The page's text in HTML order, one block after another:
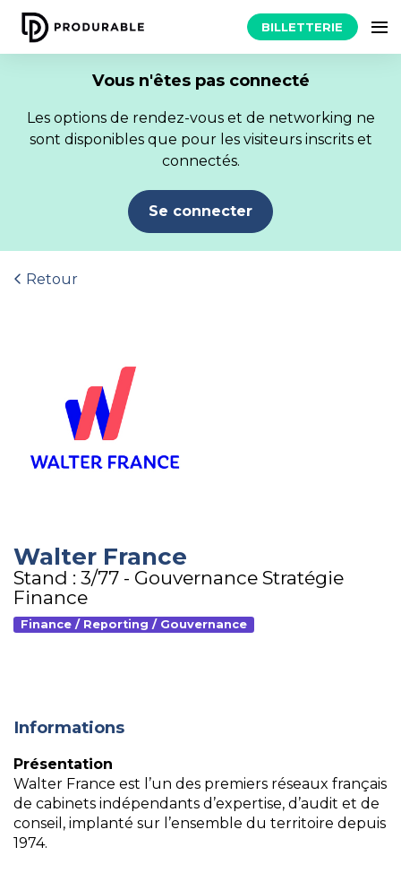
BILLETTERIE
Vous n'êtes pas connecté
Les options de rendez-vous et de networking ne
sont disponibles que pour les visiteurs inscrits et
connectés.
Se connecter
Retour
Walter France
Stand : 3/77 - Gouvernance Stratégie
Finance
Finance / Reporting / Gouvernance
Informations
Présentation
Walter France est l’un des premiers réseaux français
de cabinets indépendants d’expertise, d’audit et de
conseil, implanté sur l’ensemble du territoire depuis
1974.